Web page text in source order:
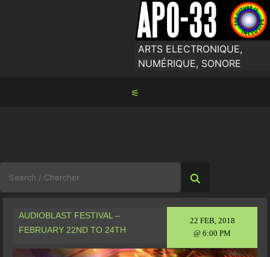
ARTS ELECTRONIQUE,
NUMÉRIQUE, SONORE
⚟
for:
22 FEB, 2018
@ 6:00 PM
AUDIOBLAST FESTIVAL –
FEBRUARY 22ND TO 24TH